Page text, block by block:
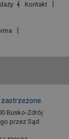
Kontakt
zastrzeżone.
Busko-Zdrój
przez Sąd